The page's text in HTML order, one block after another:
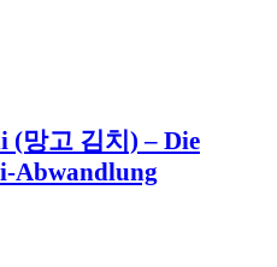
(망고 김치) – Die
Abwandlung